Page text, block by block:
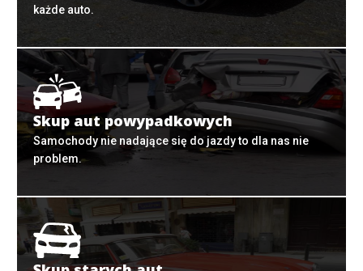
każde auto.
Skup aut powypadkowych
Samochody nie nadające się do jazdy to dla nas nie
problem.